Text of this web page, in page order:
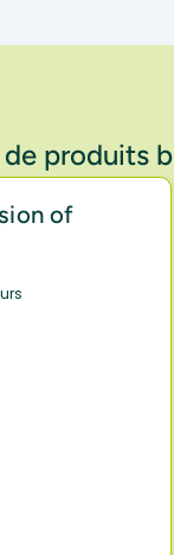
produits
of